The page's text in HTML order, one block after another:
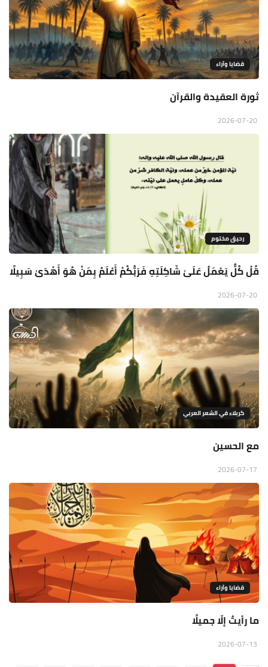
قضايا وآراء
ثورة العقيدة والقرآن
رحيق مختوم
قُلْ كُلٌّ يَعْمَلُ عَلَىٰ شَاكِلَتِهِ فَرَبُّكُمْ أَعْلَمُ بِمَنْ هُوَ أَهْدَىٰ سَبِيلًا
كربلاء في الشعر العربي
مع الحسين
قضايا وآراء
ما رأيتُ إلّا جميلًا